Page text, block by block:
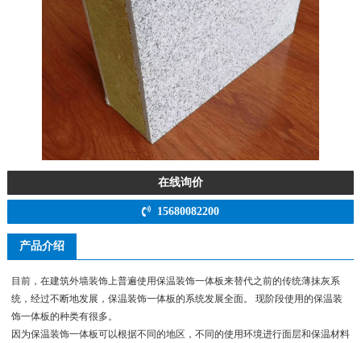
在线询价
15680082200
产品介绍
目前，在建筑外墙装饰上普遍使用保温装饰一体板来替代之前的传统薄抹灰系
统，经过不断地发展，保温装饰一体板的系统发展全面。 现阶段使用的保温装
饰一体板的种类有很多。
因为保温装饰一体板可以根据不同的地区，不同的使用环境进行面层和保温材料